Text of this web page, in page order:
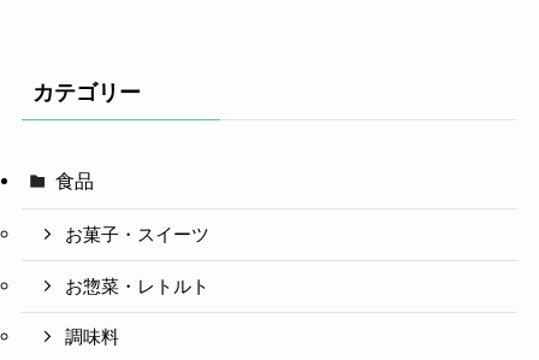
カテゴリー
食品
お菓子・スイーツ
お惣菜・レトルト
調味料